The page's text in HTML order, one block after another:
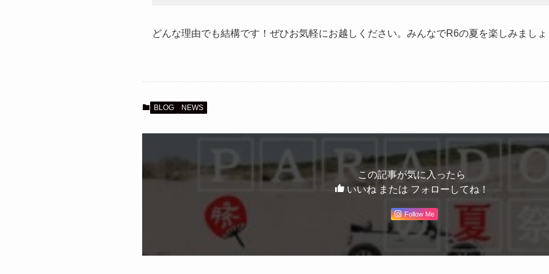
どんな理由でも結構です！ぜひお気軽にお越しください。みんなでR6の夏を楽しみまし
BLOG NEWS
この記事が気に入ったら
いいね または フォローしてね！
Follow Me